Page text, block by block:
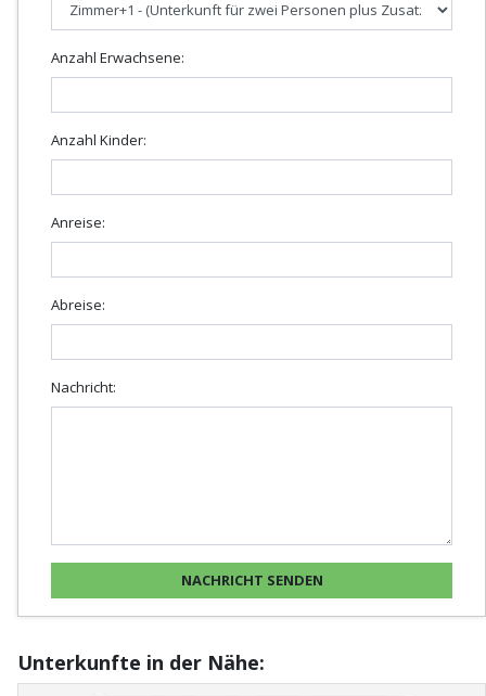
Anzahl Erwachsene:
Anzahl Kinder:
Anreise:
Abreise:
Nachricht:
Unterkunfte in der Nähe: